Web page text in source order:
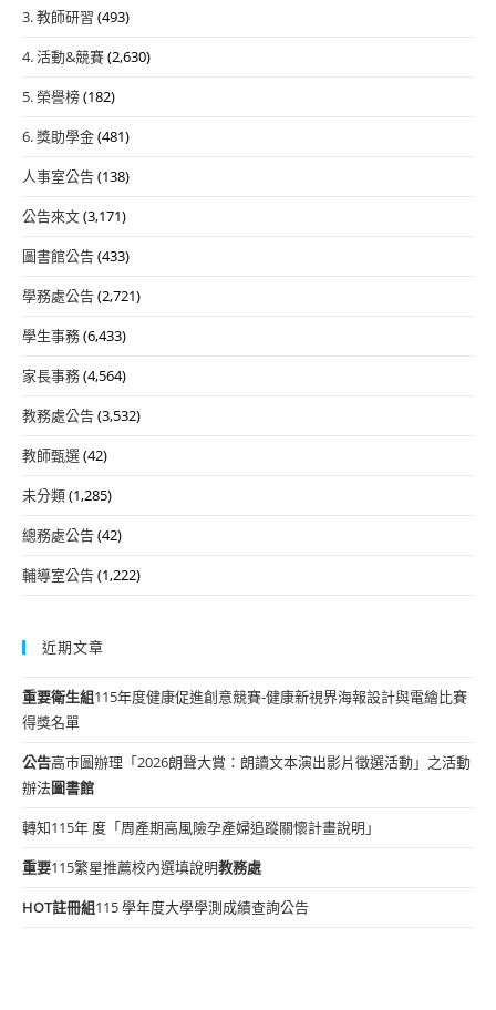
3. 教師研習 (493)
4. 活動&競賽(2,630)
5. 榮譽榜(182)
6. 獎助學金(481)
人事室公告(138)
公告來文(3,171)
圖書館公告(433)
學務處公告(2,721)
學生事務(6,433)
家長事務(4,564)
教務處公告(3,532)
教師甄選(42)
未分類(1,285)
總務處公告(42)
輔導室公告(1,222)
近期文章
重要衛生組115年度健康促進創意競賽-健康新視界海報設計與電繪比賽
得獎名單
公告高市圖辦理「2026朗聲大賞：朗讀文本演出影片徵選活動」之活動
辦法圖書館
轉知115年 度「周產期高風險孕產婦追蹤關懷計畫說明」
重要115繁星推薦校內選填說明教務處
HOT註冊組115 學年度大學學測成績查詢公告